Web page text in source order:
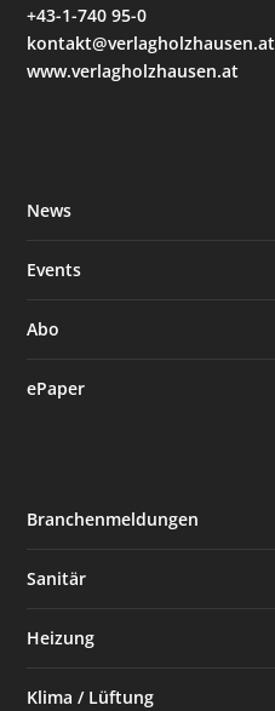
+43-1-740 95-0
kontakt@verlagholzhausen.at
www.verlagholzhausen.at
News
Events
Abo
ePaper
Branchenmeldungen
Sanitär
Heizung
Klima / Lüftung